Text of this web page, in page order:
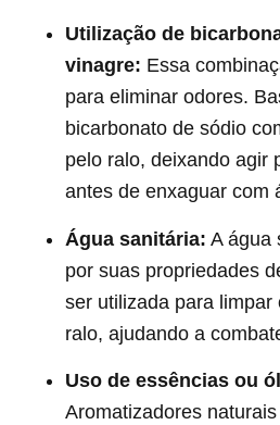
Utilização de
vinagre: Essa
para eliminar odores.
bicarbonato de sódio
pelo ralo, deixando agir
antes de enxaguar com
Água sanitária: A água
por suas propriedades
ser utilizada para
ralo, ajudando a
Uso de essências ou
Aromatizadores